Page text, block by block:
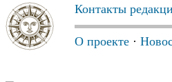
Контакты
О проекте ·